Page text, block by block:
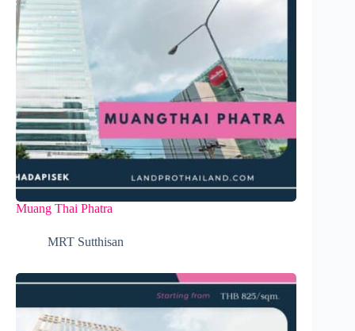
Muang Thai Phatra
MRT Sutthisan